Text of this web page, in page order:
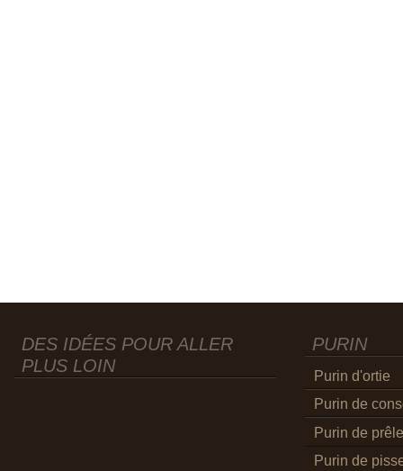
DES IDÉES POUR ALLER
PLUS LOIN
PURIN
Purin d'ortie
Purin de
Purin de prêle
Purin de